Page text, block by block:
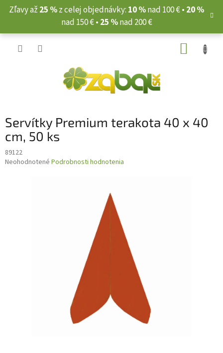
Prejsť
Zľavy až 25 %z celej objednávky: 10 %nad 100 € • 20 %
nad 150 € • 25 %nad 200 €
Servítky Premium terakota 40 x 40
cm, 50 ks
89122
Priemerné
Neohodnotené Podrobnosti hodnotenia